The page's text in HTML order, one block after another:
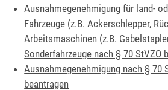
Ausnahmegenehmigung für land-
Fahrzeuge (z.B. Ackerschlepper,
Arbeitsmaschinen (z.B.
Sonderfahrzeuge nach § 70 StVZO
Ausnahmegenehmigung nach § 70
beantragen